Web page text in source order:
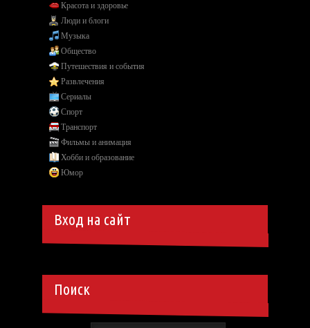
Красота и здоровье
Люди и блоги
Музыка
Общество
Путешествия и события
Развлечения
Сериалы
Спорт
Транспорт
Фильмы и анимация
Хобби и образование
Юмор
Вход на сайт
Поиск